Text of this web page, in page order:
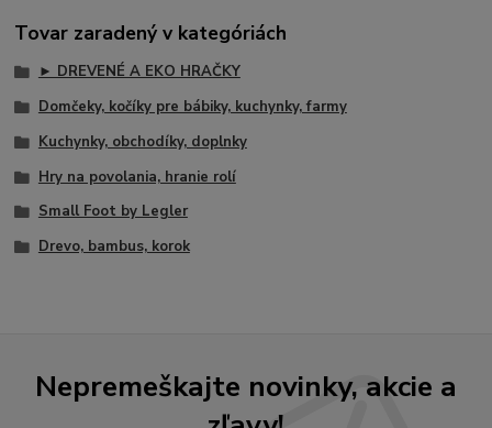
Tovar zaradený v kategóriách
► DREVENÉ A EKO HRAČKY
Domčeky, kočíky pre bábiky, kuchynky, farmy
Kuchynky, obchodíky, doplnky
Hry na povolania, hranie rolí
Small Foot by Legler
Drevo, bambus, korok
Nepremeškajte novinky, akcie a